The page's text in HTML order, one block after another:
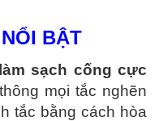
BẬT
sạch cống cực
mọi tắc nghẽn
tắc bằng cách hòa